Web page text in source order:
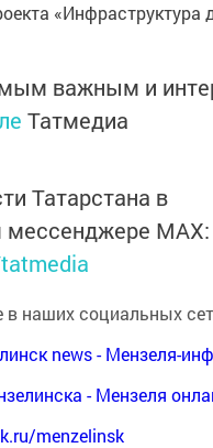
«Инфраструктура
важным и
Татмедиа
Татарстана в
мессенджере MАХ:
в наших социальных
news - Мензеля-
- Мензеля
menzelinsk